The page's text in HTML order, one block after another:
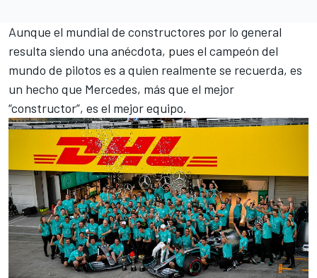
Aunque el mundial de constructores por lo general
resulta siendo una anécdota, pues el campeón del
mundo de pilotos es a quien realmente se recuerda, es
un hecho que Mercedes, más que el mejor
“constructor”, es el mejor equipo.